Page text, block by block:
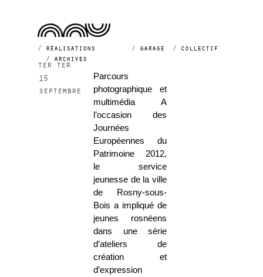
réalisations garage
collectif
archives
2012
ter ter
15
septembre
Parcours
photographique et
multimédia A
l’occasion des
Journées
Européennes du
Patrimoine 2012,
le service
jeunesse de la ville
de Rosny-sous-
Bois a impliqué de
jeunes rosnéens
dans une série
d’ateliers de
création et
d’expression